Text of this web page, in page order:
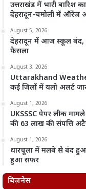
उत्तराखंड में भारी बारिश
देहरादून-चमोली में ऑरेंज
August 5, 2026
देहरादून में आज स्कूल बंद,
फैसला
August 3, 2026
Uttarakhand Weather
कई जिलों में यलो अलर्ट
August 1, 2026
UKSSSC पेपर लीक
की 63 लाख की संपत्ति
August 1, 2026
धारचूला में मलबे से बंद हुआ
हुआ सफर
बिज़नेस